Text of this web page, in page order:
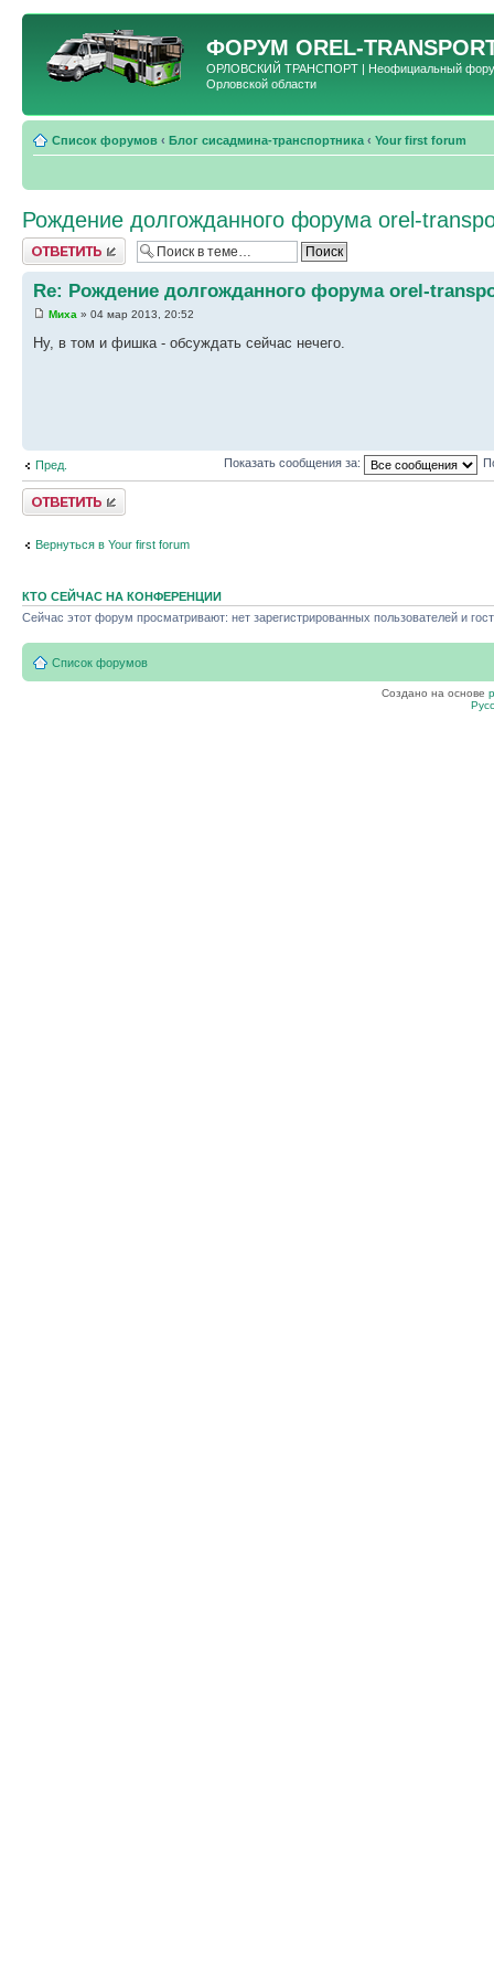
ФОРУМ OREL-
ОРЛОВСКИЙ ТРАНСПОРТ | Неофициальный форум
Орловской области
Список форумов ‹ Блог сисадмина-транспортника ‹ Your first forum
Рождение долгожданного форума orel-
Ответить
Re: Рождение долгожданного форума orel-
Миха » 04 мар 2013, 20:52
Ну, в том и фишка - обсуждать сейчас нечего.
Пред. Показать сообщения за:
Ответить
Вернуться в Your first forum
КТО СЕЙЧАС НА КОНФЕРЕНЦИИ
Сейчас этот форум просматривают: нет зарегистрированных пользователей и
Список форумов
Создано на основе